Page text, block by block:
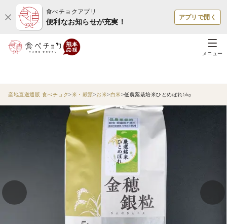
食べチョクアプリ
便利なお知らせが充実！
アプリで開く
メニュー
産地直送通販 食べチョク 米・穀類 お米 白米 低農薬栽培米ひとめぼれ5㎏